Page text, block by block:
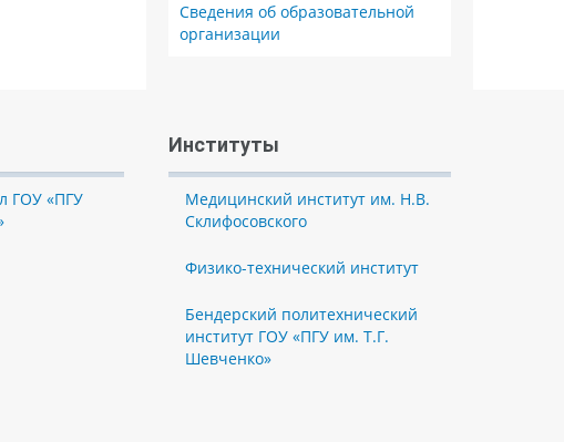
Сведения об образовательной
организации
ГОУ «ПГУ
Институты
Медицинский институт им. Н.В.
Склифосовского
Физико-технический институт
Бендерский политехнический
институт ГОУ «ПГУ им. Т.Г.
Шевченко»